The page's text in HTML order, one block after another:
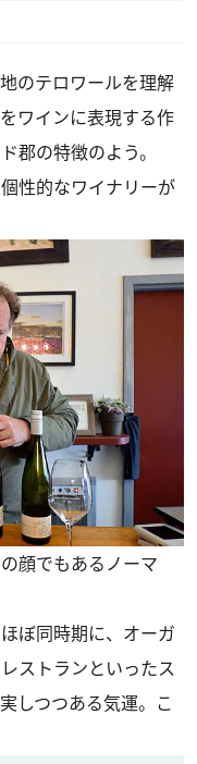
のテロワールを理解
ワインに表現する作
郡の特徴のよう。
性的なワイナリーが
顔でもあるノーマ
ぼ同時期に、オーガ
ストランといったス
しつつある気運。こ